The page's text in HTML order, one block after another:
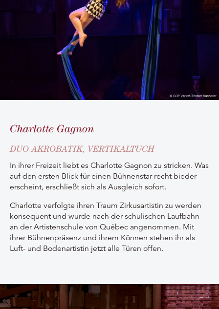
Charlotte Gagnon
DUO AKROBATIK, VERTIKALTUCH
In ihrer Freizeit liebt es Charlotte Gagnon zu stricken. Was
auf den ersten Blick für einen Bühnenstar recht bieder
erscheint, erschließt sich als Ausgleich sofort.
Charlotte verfolgte ihren Traum Zirkusartistin zu werden
konsequent und wurde nach der schulischen Laufbahn
an der Artistenschule von Québec angenommen. Mit
ihrer Bühnenpräsenz und ihrem Können stehen ihr als
Luft- und Bodenartistin jetzt alle Türen offen.